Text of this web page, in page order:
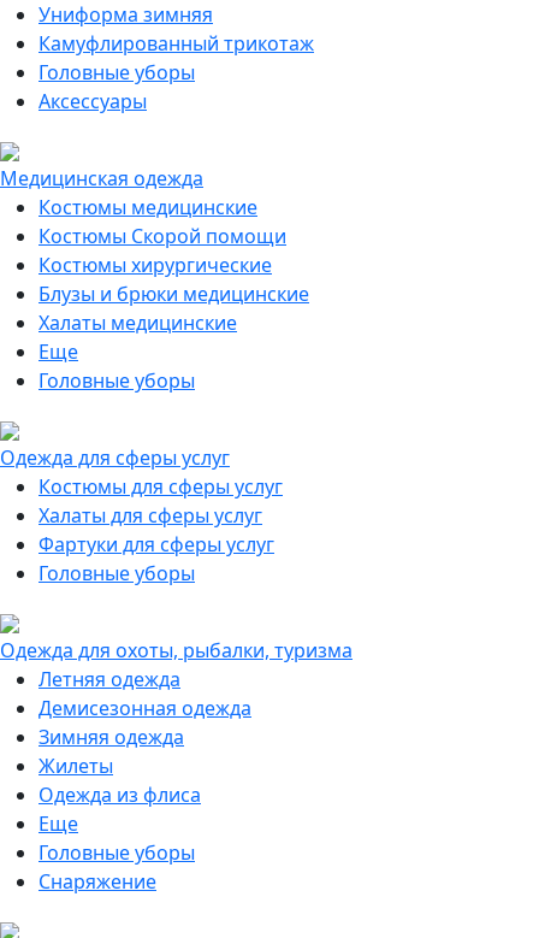
Униформа зимняя
Камуфлированный трикотаж
Головные уборы
Аксессуары
Медицинская одежда
Костюмы медицинские
Костюмы Скорой помощи
Костюмы хирургические
Блузы и брюки медицинские
Халаты медицинские
Еще
Головные уборы
Одежда для сферы услуг
Костюмы для сферы услуг
Халаты для сферы услуг
Фартуки для сферы услуг
Головные уборы
Одежда для охоты, рыбалки, туризма
Летняя одежда
Демисезонная одежда
Зимняя одежда
Жилеты
Одежда из флиса
Еще
Головные уборы
Снаряжение